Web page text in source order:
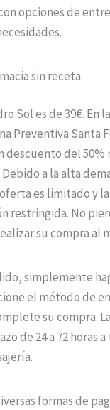
opciones de
sin receta
Sol es de 39€. En
Preventiva Santa
descuento del 50%
a la alta
es limitado y
restringida. No
su compra al
simplemente
el método de
su compra.
de 24 a 72 horas
formas de